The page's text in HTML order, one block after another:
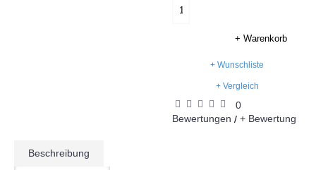
+ Warenkorb
+ Wunschliste
+ Vergleich
0
Bewertungen / + Bewertung
Beschreibung